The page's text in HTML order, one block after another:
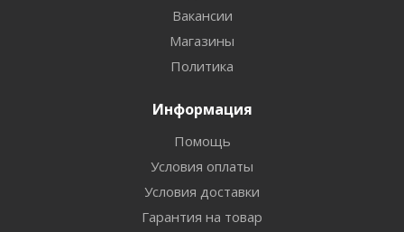
Вакансии
Магазины
Политика
Информация
Помощь
Условия оплаты
Условия доставки
Гарантия на товар